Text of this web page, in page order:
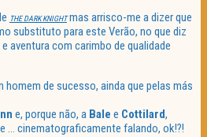
THE DARK KNIGHTmas arrisco-me a dizer que
substituto para este Verão, no que diz
aventura com carimbo de qualidade
homem de sucesso, ainda que pelas más
e, porque não, a Bale e Cottilard,
… cinematograficamente falando, ok!?!